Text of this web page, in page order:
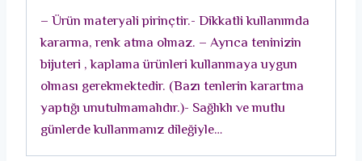
adet
– Ürün materyali pirinçtir.- Dikkatli kullanımda
kararma, renk atma olmaz. – Ayrıca teninizin
bijuteri , kaplama ürünleri kullanmaya uygun
olması gerekmektedir. (Bazı tenlerin karartma
yaptığı unutulmamalıdır.)- Sağlıklı ve mutlu
günlerde kullanmanız dileğiyle…